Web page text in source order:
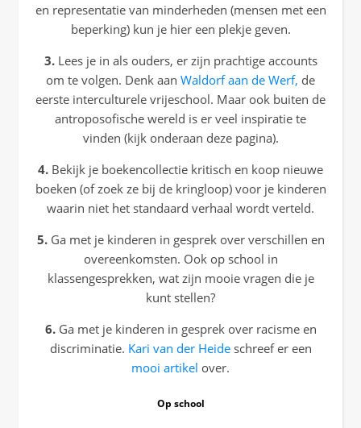
en representatie van minderheden (mensen met een
beperking) kun je hier een plekje geven.
3.Lees je in als ouders, er zijn prachtige accounts
om te volgen. Denk aan Waldorf aan de Werf, de
eerste interculturele vrijeschool. Maar ook buiten de
antroposofische wereld is er veel inspiratie te
vinden (kijk onderaan deze pagina).
4. Bekijk je boekencollectie kritisch en koop nieuwe
boeken (of zoek ze bij de kringloop) voor je kinderen
waarin niet het standaard verhaal wordt verteld.
5.Ga met je kinderen in gesprek over verschillen en
overeenkomsten. Ook op school in
klassengesprekken, wat zijn mooie vragen die je
kunt stellen?
6.Ga met je kinderen in gesprek over racisme en
discriminatie. Kari van der Heideschreef er een
mooi artikel over.
Op school